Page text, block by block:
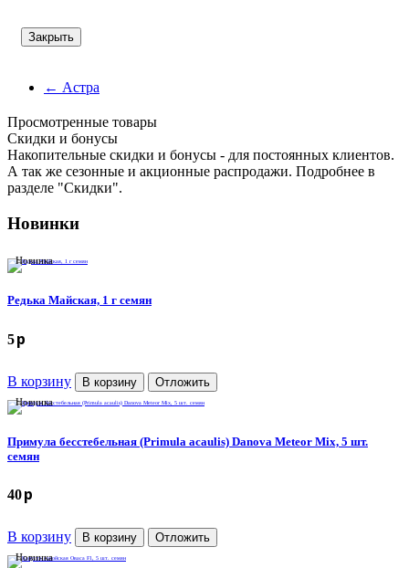
Закрыть
← Астра
Просмотренные товары
Cкидки и бонусы
Накопительные скидки и бонусы - для постоянных клиентов.
А так же сезонные и акционные распродажи. Подробнее в
разделе "Скидки".
Новинки
Новинка
Редька Майская, 1 г семян
5p
В корзину В корзину Отложить
Новинка
Примула бесстебельная (Primula acaulis) Danova Meteor Mix, 5 шт.
семян
40p
В корзину В корзину Отложить
Новинка